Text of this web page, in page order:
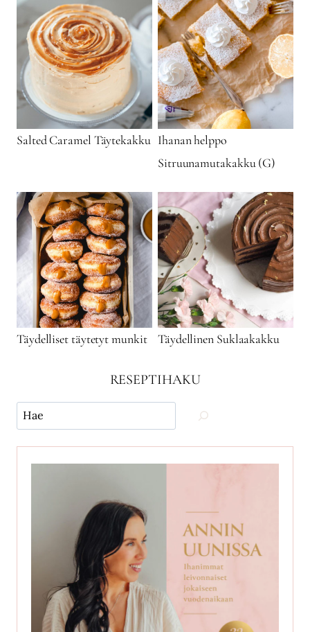
Salted Caramel Täytekakku Ihanan helppo
Sitruunamutakakku (G)
Täydelliset täytetyt munkit Täydellinen Suklaakakku
RESEPTIHAKU
Käytä
hakua
ja
etsi